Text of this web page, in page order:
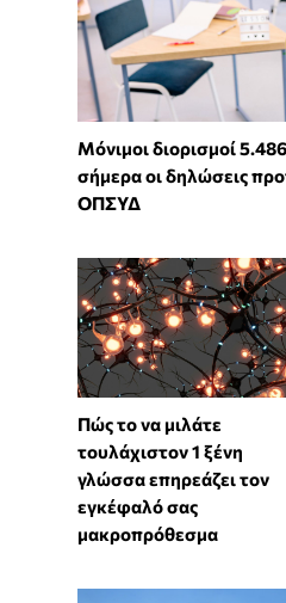
Μόνιμοι διορισμοί
σήμερα οι δηλώσεις
ΟΠΣΥΔ
⁠Πώς το να μιλάτε
τουλάχιστον 1 ξένη
γλώσσα επηρεάζει τον
εγκέφαλό σας
μακροπρόθεσμα